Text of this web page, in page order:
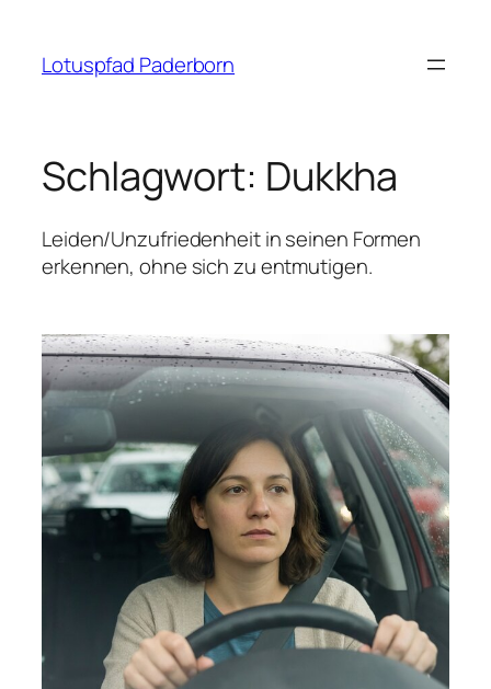
springen
Lotuspfad Paderborn
Schlagwort: Dukkha
Leiden/Unzufriedenheit in seinen Formen
erkennen, ohne sich zu entmutigen.